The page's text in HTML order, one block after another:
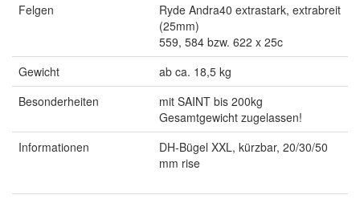
Felgen
Ryde Andra40 extrastark, extrabreit
(25mm)
559, 584 bzw. 622 x 25c
Gewicht
ab ca. 18,5 kg
Besonderheiten
mit SAINT bis 200kg
Gesamtgewicht zugelassen!
Informationen
DH-Bügel XXL, kürzbar, 20/30/50
mm rise